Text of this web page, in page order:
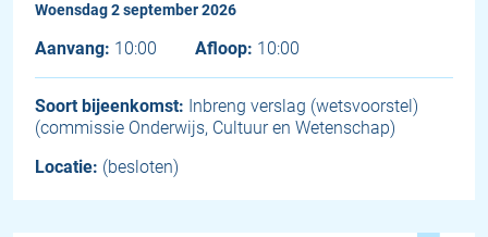
woensdag 2 september 2026
Aanvang: 10:00 Afloop: 10:00
Soort bijeenkomst: Inbreng verslag (wetsvoorstel)
(commissie Onderwijs, Cultuur en Wetenschap)
Locatie: (besloten)